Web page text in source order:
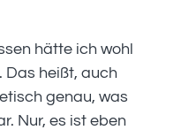
hätte ich wohl
heißt, auch
genau, was
Nur, es ist eben